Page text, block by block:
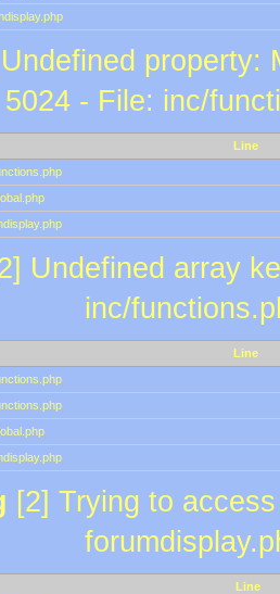
property:
5024 - File: inc/
Line
Undefined array
inc/
Line
[2] Trying to
Line